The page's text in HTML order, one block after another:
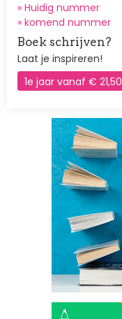
» Huidig nummer
» komend nummer
Boek schrijven?
Laat je inspireren!
1e jaar vanaf € 21,50